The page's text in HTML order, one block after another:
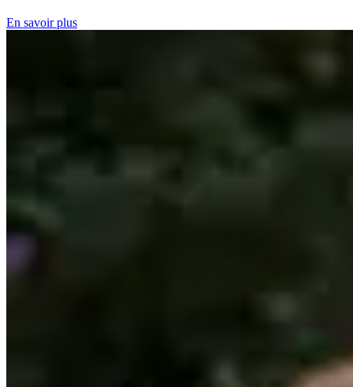
En savoir plus